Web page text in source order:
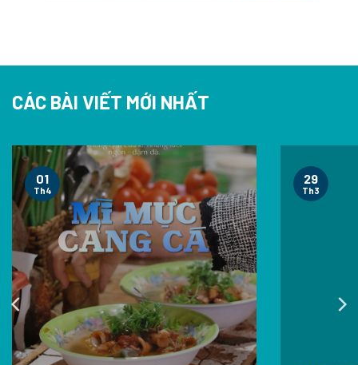
CÁC BÀI VIẾT MỚI NHẤT
01
Th4
29
Th3